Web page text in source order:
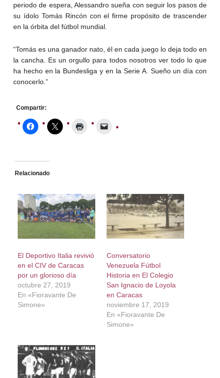
periodo de espera, Alessandro sueña con seguir los pasos de
su ídolo Tomás Rincón con el firme propósito de trascender
en la órbita del fútbol mundial.
“Tomás es una ganador nato, él en cada juego lo deja todo en
la cancha. Es un orgullo para todos nosotros ver todo lo que
ha hecho en la Bundesliga y en la Serie A. Sueño un día con
conocerlo.”
Compartir:
Relacionado
El Deportivo Italia revivió
en el CIV de Caracas
por un glorioso día
octubre 27, 2019
En «Fioravante De
Simone»
Conversatorio
Venezuela Fútbol
Historia en El Colegio
San Ignacio de Loyola
en Caracas
noviembre 17, 2019
En «Fioravante De
Simone»